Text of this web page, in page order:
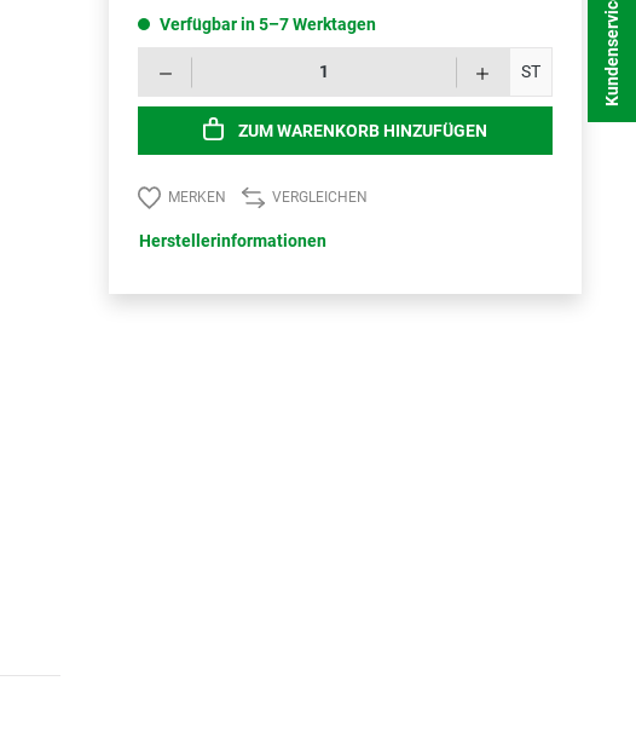
Verfügbar in 5–7 Werktagen
ST
ZUM WARENKORB HINZUFÜGEN
MERKEN VERGLEICHEN
Herstellerinformationen
Kundenservice